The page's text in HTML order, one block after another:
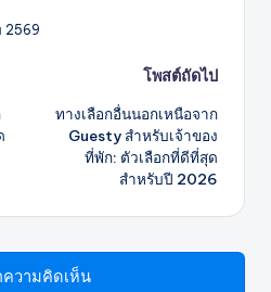
2569
โพสต์ถัดไป
ทางเลือกอื่นนอกเหนือจาก
Guesty สำหรับเจ้าของ
ที่พัก: ตัวเลือกที่ดีที่สุด
สำหรับปี 2026
ความคิดเห็น